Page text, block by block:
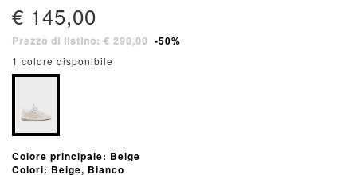
€ 145,00
Prezzo di listino: € 290,00 -50%
1 colore disponibile
Colore principale: Beige
Colori: Beige, Bianco